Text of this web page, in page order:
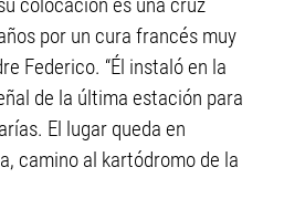
por un cura francés muy
Federico. “Él instaló en la
de la última estación para
El lugar queda en
camino al kartódromo de la